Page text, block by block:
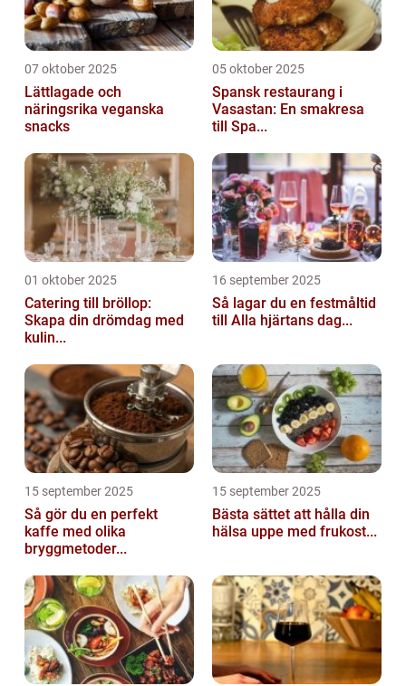
07 oktober 2025
Lättlagade och
näringsrika veganska
snacks
05 oktober 2025
Spansk restaurang i
Vasastan: En smakresa
till Spa...
01 oktober 2025
Catering till bröllop:
Skapa din drömdag med
kulin...
16 september 2025
Så lagar du en festmåltid
till Alla hjärtans dag...
15 september 2025
Så gör du en perfekt
kaffe med olika
bryggmetoder...
15 september 2025
Bästa sättet att hålla din
hälsa uppe med frukost...